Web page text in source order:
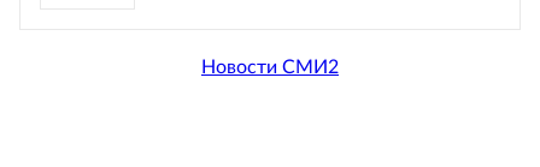
Новости СМИ2